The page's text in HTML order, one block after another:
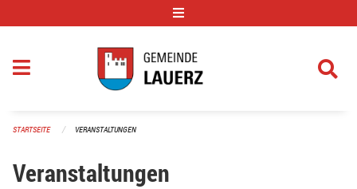
STARTSEITE VERANSTALTUNGEN
Veranstaltungen